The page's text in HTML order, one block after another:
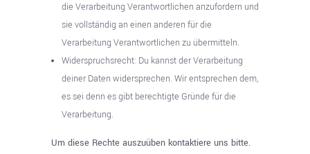
die Verarbeitung Verantwortlichen anzufordern und
sie vollständig an einen anderen für die
Verarbeitung Verantwortlichen zu übermitteln.
Widerspruchsrecht: Du kannst der Verarbeitung
deiner Daten widersprechen. Wir entsprechen dem,
es sei denn es gibt berechtigte Gründe für die
Verarbeitung.
Um diese Rechte auszuüben kontaktiere uns bitte.